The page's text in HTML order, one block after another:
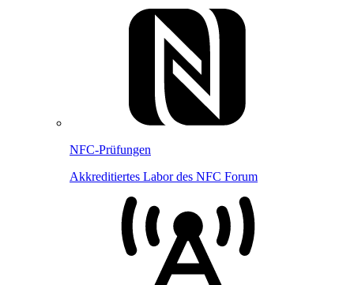
NFC-Prüfungen
Akkreditiertes Labor des NFC Forum